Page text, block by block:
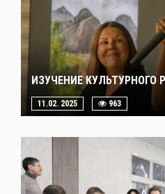
ИЗУЧЕНИЕ КУЛЬТУРНОГО
11.02. 2025 963